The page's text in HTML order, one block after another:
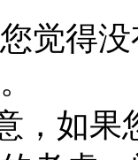
觉得
，如果